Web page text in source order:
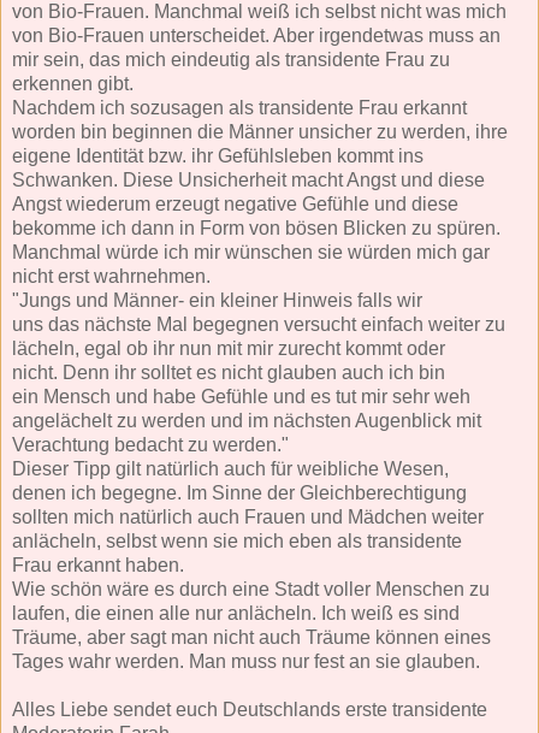
von Bio-Frauen. Manchmal weiß ich selbst nicht was mich
von Bio-Frauen unterscheidet. Aber irgendetwas muss an
mir sein, das mich eindeutig als transidente Frau zu
erkennen gibt.
Nachdem ich sozusagen als transidente Frau erkannt
worden bin beginnen die Männer unsicher zu werden, ihre
eigene Identität bzw. ihr Gefühlsleben kommt ins
Schwanken. Diese Unsicherheit macht Angst und diese
Angst wiederum erzeugt negative Gefühle und diese
bekomme ich dann in Form von bösen Blicken zu spüren.
Manchmal würde ich mir wünschen sie würden mich gar
nicht erst wahrnehmen.
"Jungs und Männer- ein kleiner Hinweis falls wir
uns das nächste Mal begegnen versucht einfach weiter zu
lächeln, egal ob ihr nun mit mir zurecht kommt oder
nicht. Denn ihr solltet es nicht glauben auch ich bin
ein Mensch und habe Gefühle und es tut mir sehr weh
angelächelt zu werden und im nächsten Augenblick mit
Verachtung bedacht zu werden."
Dieser Tipp gilt natürlich auch für weibliche Wesen,
denen ich begegne. Im Sinne der Gleichberechtigung
sollten mich natürlich auch Frauen und Mädchen weiter
anlächeln, selbst wenn sie mich eben als transidente
Frau erkannt haben.
Wie schön wäre es durch eine Stadt voller Menschen zu
laufen, die einen alle nur anlächeln. Ich weiß es sind
Träume, aber sagt man nicht auch Träume können eines
Tages wahr werden. Man muss nur fest an sie glauben.
Alles Liebe sendet euch Deutschlands erste transidente